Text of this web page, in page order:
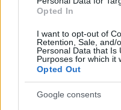
Opted In
I want to opt-out of
Retention, Sale, and/
Personal Data that Is
Purposes for which it
Opted Out
Google consents
αιτήσεις στις
αλλάζει στο